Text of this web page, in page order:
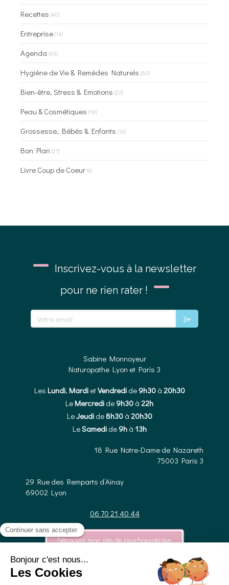
Recettes (40)
Entreprise(14)
Agenda (49)
Hygiène de Vie & Remèdes Naturels (60)
Bien-être, Stress & Emotions (20)
Peau & Cosmétiques (19)
Grossesse, Bébés & Enfants (14)
Bon Plan (21)
Livre Coup de Coeur(8)
Inscrivez-vous à la newsletter
pour ne rien rater !
Votre email
Sabine Monnoyeur
Naturopathe Lyon et Paris 3
Les Lundi, MardietVendredide 9h30à 20h30
Le Mercredi de 9h30 à 22h
LeJeudide 8h30à 20h30
LeSamedide 9hà 13h
18 Rue Notre-Dame de Nazareth
75003 Paris 3
29 Rue des Remparts d’Ainay
69002 Lyon
06 70 21 40 44
Découvrir mon site de psychopraticien
Plan du site